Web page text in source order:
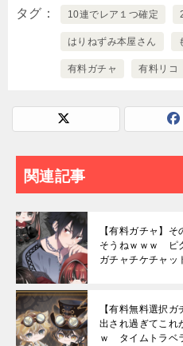
タグ 10連でレア１つ確定
はりねずみ本屋さん
有料ガチャ 有料リコ
関連記事
【有料ガチャ】
そうねｗｗｗ ピ
ガチャチケチャッ
【有料無料選択
出され過ぎてこれ
ｗ タイムトラベ